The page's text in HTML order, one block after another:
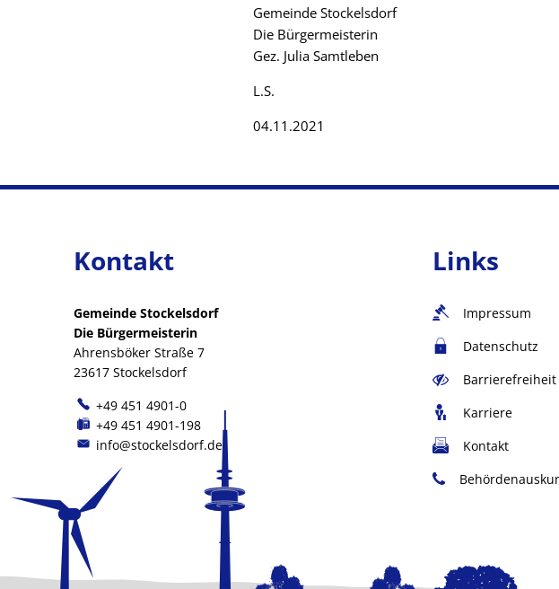
Gemeinde Stockelsdorf
Die Bürgermeisterin
Gez. Julia Samtleben
L.S.
04.11.2021
Kontakt
Gemeinde Stockelsdorf
Die Bürgermeisterin
Ahrensböker Straße 7
23617 Stockelsdorf
+49 451 4901-0
+49 451 4901-198
info@stockelsdorf.de
Links
Impressum
Datenschutz
Barrierefreiheit
Karriere
Kontakt